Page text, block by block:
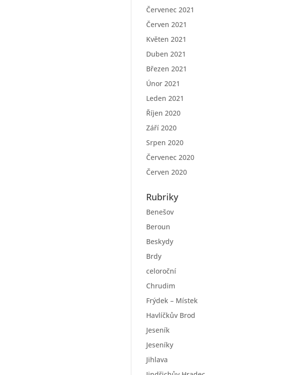
Červenec 2021
Červen 2021
Květen 2021
Duben 2021
Březen 2021
Únor 2021
Leden 2021
Říjen 2020
Září 2020
Srpen 2020
Červenec 2020
Červen 2020
Rubriky
Benešov
Beroun
Beskydy
Brdy
celoroční
Chrudim
Frýdek – Místek
Havlíčkův Brod
Jeseník
Jeseníky
Jihlava